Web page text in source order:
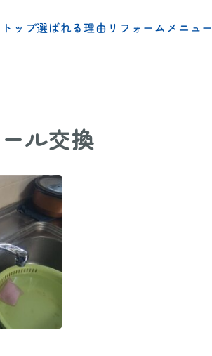
トップ選ばれる理由 リフォームメニュー
ル交換